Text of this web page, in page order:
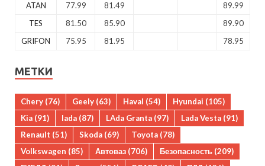
ATAN 77.99 81.49
89.99
TES
81.50 85.90
89.90
GRIFON
75.95 81.95 78.95
МЕТКИ
Chery (76) Geely (63) Haval (54) Hyundai (105)
Kia (91) lada (87) LAda Granta (97) Lada Vesta (91)
Renault (51) Skoda (69) Toyota (78)
Volkswagen (85) Автоваз (706) Безопасность (209)